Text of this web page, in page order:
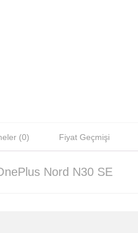
(0) Fiyat Geçmişi
Nord N30 SE